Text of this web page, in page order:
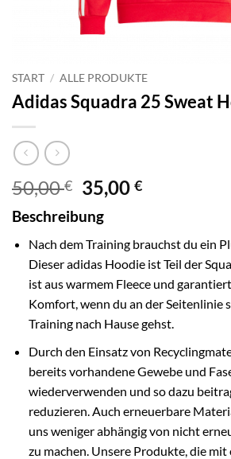
START / ALLE PRODUKTE
Adidas Squadra 25 Sweat
50,00€ Ursprünglicher
Preis
war:
50,00 €
35,00€Aktueller
35,00 €.
Beschreibung
Nach dem Training brauchst du ein
Dieser adidas Hoodie ist Teil der
ist aus warmem Fleece und
Komfort, wenn du an der Seitenlinie
Training nach Hause gehst.
Durch den Einsatz von
bereits vorhandene Gewebe und
wiederverwenden und so dazu
reduzieren. Auch erneuerbare
uns weniger abhängig von nicht
zu machen. Unsere Produkte, die